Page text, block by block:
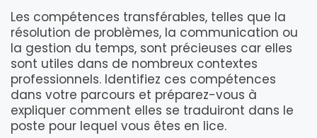
Les compétences transférables, telles que la
résolution de problèmes, la communication ou
la gestion du temps, sont précieuses car elles
sont utiles dans de nombreux contextes
professionnels. Identifiez ces compétences
dans votre parcours et préparez-vous à
expliquer comment elles se traduiront dans le
poste pour lequel vous êtes en lice.